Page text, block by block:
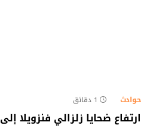
حوادث 1 دقائق
ارتفاع ضحايا زلزالي فنزويلا إلى 1719 قتيلا